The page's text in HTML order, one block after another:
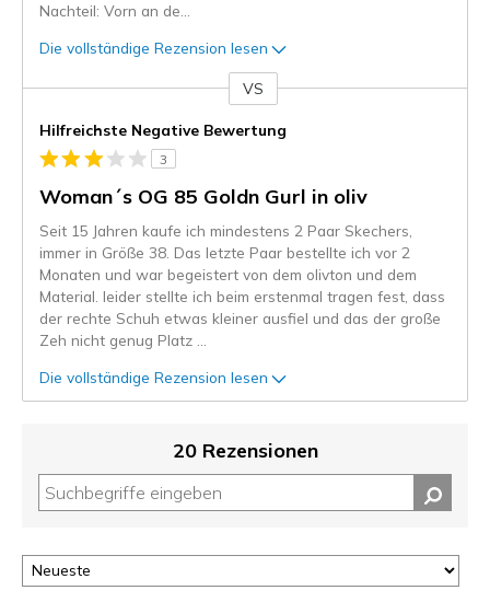
Nachteil: Vorn an de
Die vollständige Rezension lesen
VS
Hilfreichste Negative Bewertung
3
Woman´s OG 85 Goldn Gurl in oliv
Seit 15 Jahren kaufe ich mindestens 2 Paar Skechers,
immer in Größe 38. Das letzte Paar bestellte ich vor 2
Monaten und war begeistert von dem olivton und dem
Material. leider stellte ich beim erstenmal tragen fest, dass
der rechte Schuh etwas kleiner ausfiel und das der große
Zeh nicht genug Platz
Die vollständige Rezension lesen
20 Rezensionen